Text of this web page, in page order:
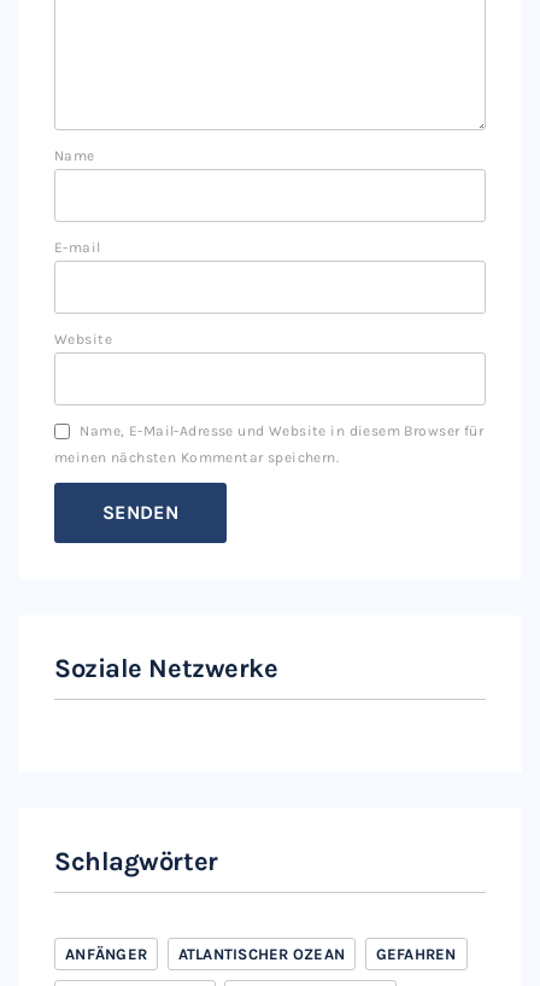
Name
E-mail
Website
Name, E-Mail-Adresse und Website in diesem Browser für
meinen nächsten Kommentar speichern.
Soziale Netzwerke
Schlagwörter
ANFÄNGER ATLANTISCHER OZEAN GEFAHREN